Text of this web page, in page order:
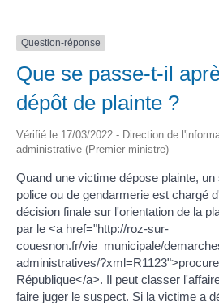
Question-réponse
Que se passe-t-il
dépôt de plainte ?
Vérifié le 17/03/2022 - Direction de
administrative (Premier ministre)
Quand une victime dépose plainte,
police ou de gendarmerie est chargé
décision finale sur l'orientation de la
par le <a href="http://roz-sur-
couesnon.fr/vie_municipale/
administratives/
République</a>. Il peut classer
faire juger le suspect. Si la victime a